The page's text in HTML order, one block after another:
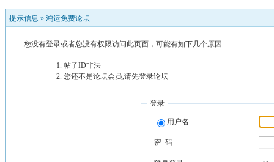
提示信息 » 鸿运免费论坛
您没有登录或者您没有权限访问此页面，可能有如下几个原因:
帖子ID非法
您还不是论坛会员,请先登录论坛
登录
用户名
密 码